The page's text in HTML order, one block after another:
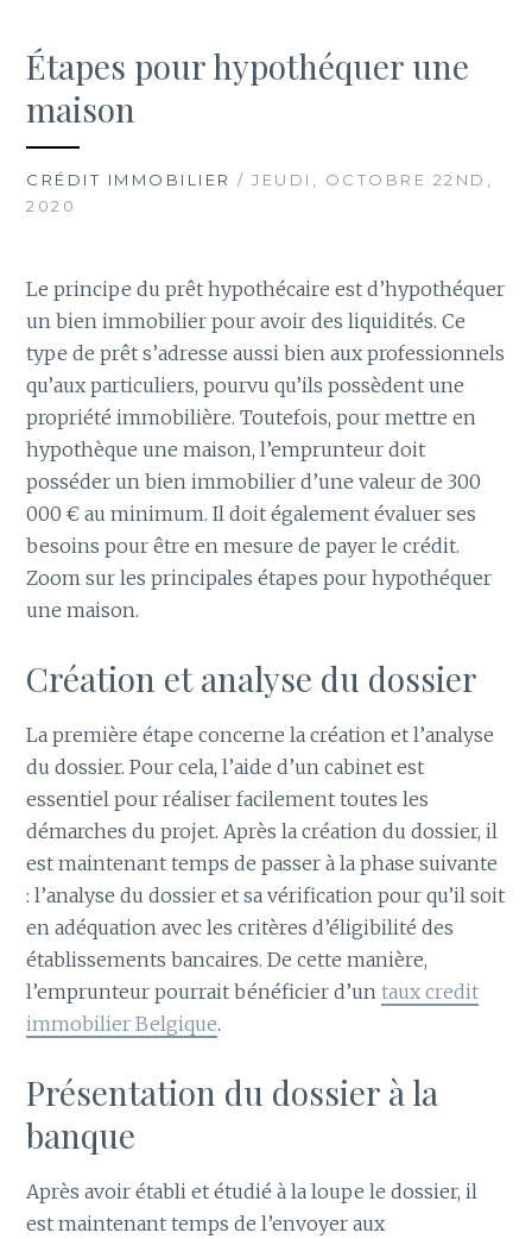
Étapes pour hypothéquer une
maison
CRÉDIT IMMOBILIER / JEUDI, OCTOBRE 22ND,
2020
Le principe du prêt hypothécaire est d’hypothéquer
un bien immobilier pour avoir des liquidités. Ce
type de prêt s’adresse aussi bien aux professionnels
qu’aux particuliers, pourvu qu’ils possèdent une
propriété immobilière. Toutefois, pour mettre en
hypothèque une maison, l’emprunteur doit
posséder un bien immobilier d’une valeur de 300
000 € au minimum. Il doit également évaluer ses
besoins pour être en mesure de payer le crédit.
Zoom sur les principales étapes pour hypothéquer
une maison.
Création et analyse du dossier
La première étape concerne la création et l’analyse
du dossier. Pour cela, l’aide d’un cabinet est
essentiel pour réaliser facilement toutes les
démarches du projet. Après la création du dossier, il
est maintenant temps de passer à la phase suivante
: l’analyse du dossier et sa vérification pour qu’il soit
en adéquation avec les critères d’éligibilité des
établissements bancaires. De cette manière,
l’emprunteur pourrait bénéficier d’untaux credit
immobilier Belgique.
Présentation du dossier à la
banque
Après avoir établi et étudié à la loupe le dossier, il
est maintenant temps de l’envoyer aux